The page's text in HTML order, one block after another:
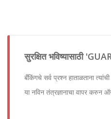
सुरक्षित भविष्यासाठी
बँकिंगचे सर्व प्रश्न हाताळताना
या नविन तंत्रज्ञानाचा वापर करुन